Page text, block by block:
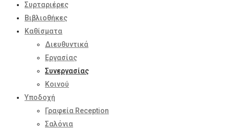
Συρταριέρες
Βιβλιοθήκες
Καθίσματα
Διευθυντικά
Εργασίας
Συνεργασίας
Κοινού
Υποδοχή
Γραφεία Reception
Σαλόνια